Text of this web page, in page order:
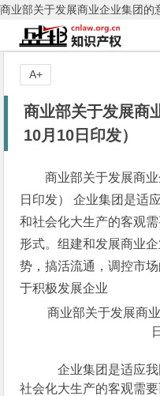
商业部关于发展商业企业集团
商业部关于发展商
10月10日印发）
商业部关于发展商
日印发） 企业集团是适
和社会化大生产的客观
形式。组建和发展商业
势，搞活流通，调控市
于积极发展企业
商业部关于发展商
企业集团是适应我
社会化大生产的客观需
A+